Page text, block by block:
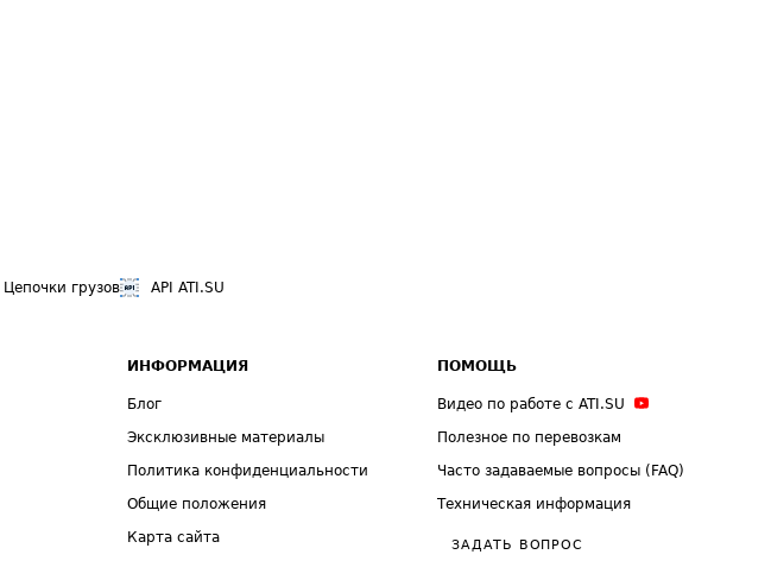
Цепочки грузов API ATI.SU
ИНФОРМАЦИЯ
Блог
Эксклюзивные материалы
Политика конфиденциальности
Общие положения
Карта сайта
ПОМОЩЬ
Видео по работе с ATI.SU
Полезное по перевозкам
Часто задаваемые вопросы (FAQ)
Техническая информация
ЗАДАТЬ ВОПРОС